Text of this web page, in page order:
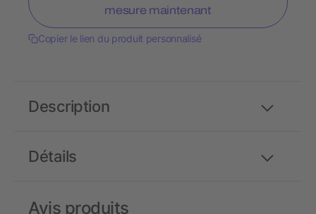
mesure maintenant
Copier le lien du produit personnalisé
Détails
Description
Avis produits